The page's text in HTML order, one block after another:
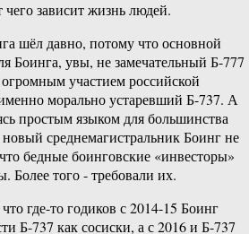
зависит жизнь людей.
шёл давно, потому что основной
Боинга, увы, не замечательный Б-777
участием российской
морально устаревший Б-737. А
простым языком для большинства
среднемагистральник Боинг не
бедные боинговские «инвесторы»
Более того ​- требовали их.
где-​то годиков с 2014-15 Боинг
Б-737 как сосиски, а с 2016 и Б-737